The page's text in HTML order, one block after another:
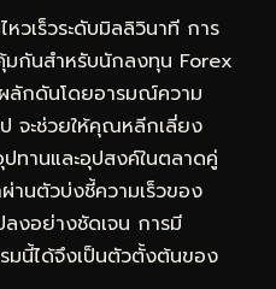
วเร็วระดับมิลลิวินาที การ
มกันสำหรับนักลงทุน Forex
ลักดันโดยอารมณ์ความ
จะช่วยให้คุณหลีกเลี่ยง
ทานและอุปสงค์ในตลาดคู่
านตัวบ่งชี้ความเร็วของ
ลงอย่างชัดเจน การมี
มนี้ได้จึงเป็นตัวตั้งต้นของ